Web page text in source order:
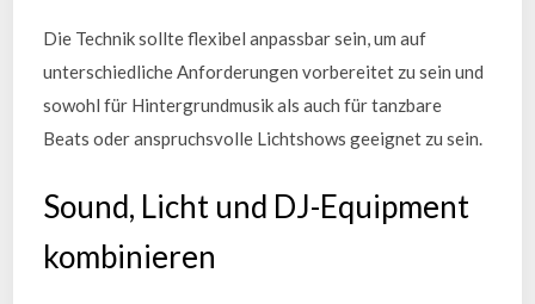
Die Technik sollte flexibel anpassbar sein, um auf
unterschiedliche Anforderungen vorbereitet zu sein und
sowohl für Hintergrundmusik als auch für tanzbare
Beats oder anspruchsvolle Lichtshows geeignet zu sein.
Sound, Licht und DJ-Equipment
kombinieren